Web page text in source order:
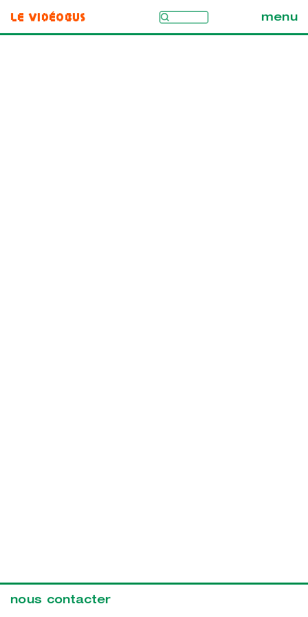
Le Vidéobus menu
nous contacter